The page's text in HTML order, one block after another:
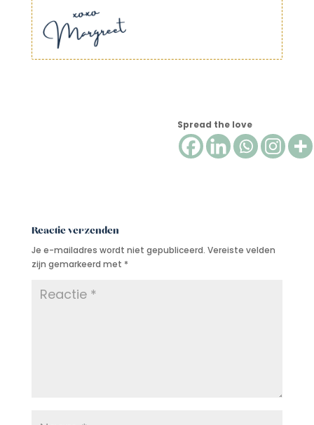
Spread the love
Reactie verzenden
Je e-mailadres wordt niet gepubliceerd. Vereiste velden
zijn gemarkeerd met *